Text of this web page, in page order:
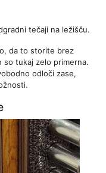
tečaji na ležišču.
da to storite brez
so tukaj zelo primerna.
odloči zase,